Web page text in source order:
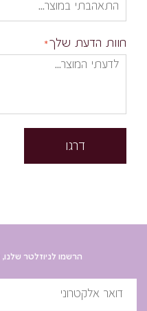
חוות הדעת שלך
דרגו
הרשמו לניוזלטר שלנו,